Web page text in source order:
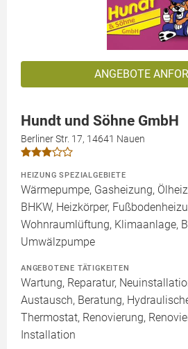
ANGEBOTE
Hundt und Söhne GmbH
Berliner Str. 17, 14641 Nauen
HEIZUNG SPEZIALGEBIETE
Wärmepumpe, Gasheizung,
BHKW, Heizkörper,
Wohnraumlüftung, Klimaanlage,
Umwälzpumpe
ANGEBOTENE TÄTIGKEITEN
Wartung, Reparatur,
Austausch, Beratung,
Thermostat, Renovierung,
Installation